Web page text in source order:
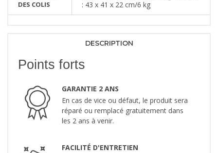
DES COLIS
: 43 x 41 x 22 cm/6 kg
DESCRIPTION
Points forts
GARANTIE 2 ANS
En cas de vice ou défaut, le produit sera
réparé ou remplacé gratuitement dans
les 2 ans à venir.
FACILITÉ D'ENTRETIEN